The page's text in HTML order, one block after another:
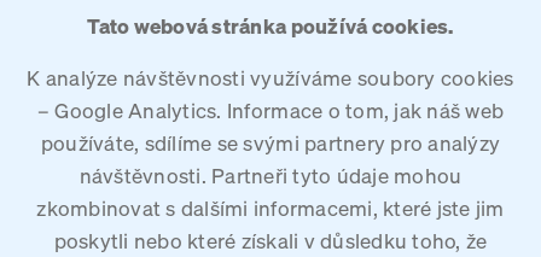
Tato webová stránka používá cookies.
K analýze návštěvnosti využíváme soubory cookies
– Google Analytics. Informace o tom, jak náš web
používáte, sdílíme se svými partnery pro analýzy
návštěvnosti. Partneři tyto údaje mohou
zkombinovat s dalšími informacemi, které jste jim
poskytli nebo které získali v důsledku toho, že